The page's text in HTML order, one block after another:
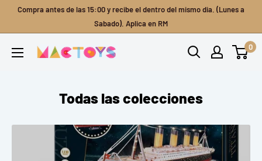
contenido
Compra antes de las 15:00 y recibe el dentro del mismo dia. (Lunes a
Sabado). Aplica en RM
Mactoys
0
Todas las colecciones